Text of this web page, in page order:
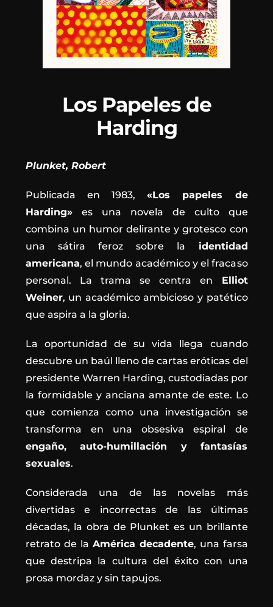
Los Papeles de
Harding
Plunket, Robert
Publicada en 1983,«Los papeles de
Harding»es una novela de culto que
combina un humor delirante y grotesco con
una sátira feroz sobre la identidad
americana, el mundo académico y el fracaso
personal. La trama se centra en Elliot
Weiner, un académico ambicioso y patético
que aspira a la gloria.
La oportunidad de su vida llega cuando
descubre un baúl lleno de cartas eróticas del
presidente Warren Harding, custodiadas por
la formidable y anciana amante de este. Lo
que comienza como una investigación se
transforma en una obsesiva espiral de
engaño, auto-humillación y fantasías
sexuales.
Considerada una de las novelas más
divertidas e incorrectas de las últimas
décadas, la obra de Plunket es un brillante
retrato de la América decadente, una farsa
que destripa la cultura del éxito con una
prosa mordaz y sin tapujos.